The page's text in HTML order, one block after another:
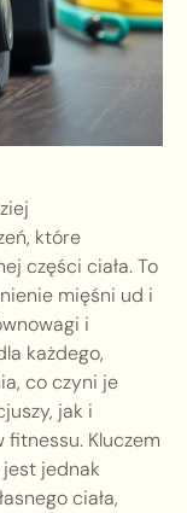
które
części ciała. To
mięśni ud i
i
każdego,
co czyni je
jak i
Kluczem
jednak
ciała,